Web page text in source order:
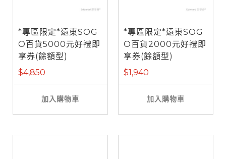
*專區限定*遠東SOG
O百貨5000元好禮即
享券(餘額型)
$4,850
加入購物車
*專區限定*遠東SOG
O百貨2000元好禮即
享券(餘額型)
$1,940
加入購物車